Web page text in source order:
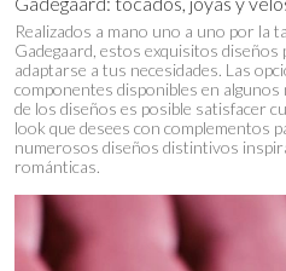
Realizados a mano uno a uno por la
Gadegaard, estos exquisitos
adaptarse a tus necesidades. Las
componentes disponibles en
de los diseños es posible satisfacer
look que desees con complementos
numerosos diseños distintivos
románticas.